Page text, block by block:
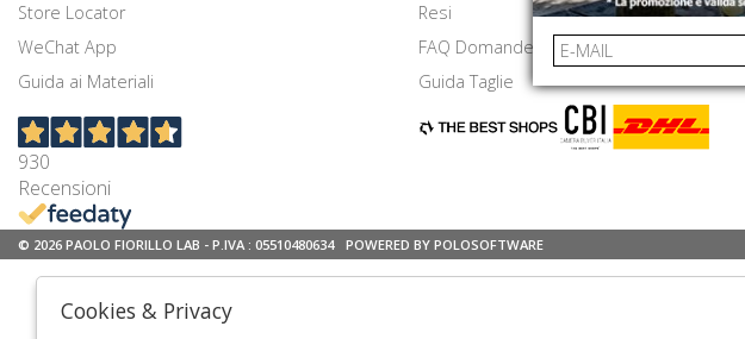
Store Locator
WeChat App
Guida ai Materiali
930
Recensioni
Resi
FAQ Domande Frequenti
Guida Taglie
© 2026 PAOLO FIORILLO LAB - P.IVA : 05510480634 POWERED BY POLOSOFTWARE
Cookies & Privacy